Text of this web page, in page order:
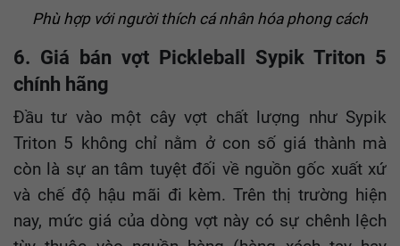
Phù hợp với người thích cá nhân hóa phong cách
6. Giá bán vợt Pickleball Sypik Triton 5
chính hãng
Đầu tư vào một cây vợt chất lượng như Sypik
Triton 5 không chỉ nằm ở con số giá thành mà
còn là sự an tâm tuyệt đối về nguồn gốc xuất xứ
và chế độ hậu mãi đi kèm. Trên thị trường hiện
nay, mức giá của dòng vợt này có sự chênh lệch